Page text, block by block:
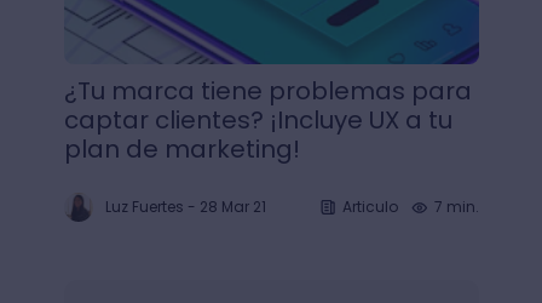
¿Tu marca tiene problemas para
captar clientes? ¡Incluye UX a tu
plan de marketing!
Luz Fuertes - 28 Mar 21 Articulo 7 min.